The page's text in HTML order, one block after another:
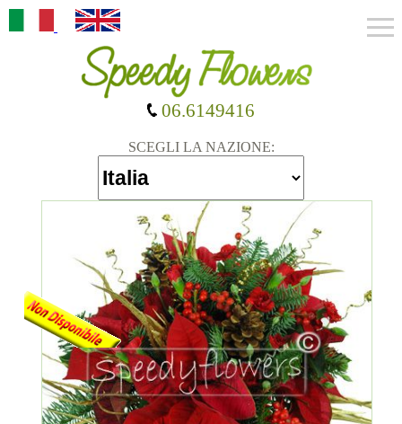
SCEGLI LA NAZIONE:
06.6149416